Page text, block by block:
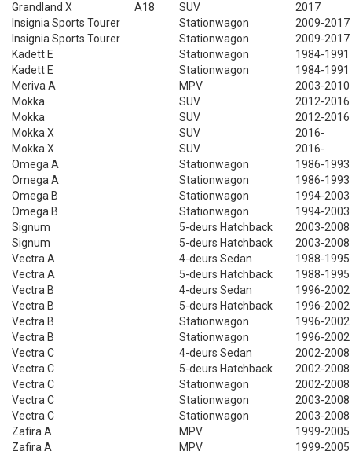
Grandland X
A18 SUV
2017
Insignia Sports Tourer
Stationwagon
2009-2017
Insignia Sports Tourer
Stationwagon
2009-2017
Kadett E
Stationwagon
1984-1991
Kadett E
Stationwagon
1984-1991
Meriva A
MPV
2003-2010
Mokka
SUV
2012-2016
Mokka
SUV
2012-2016
Mokka X
SUV
2016-
Mokka X
SUV
2016-
Omega A
Stationwagon
1986-1993
Omega A
Stationwagon
1986-1993
Omega B
Stationwagon
1994-2003
Omega B
Stationwagon
1994-2003
Signum
5-deurs Hatchback
2003-2008
Signum
5-deurs Hatchback
2003-2008
Vectra A
4-deurs Sedan
1988-1995
Vectra A
5-deurs Hatchback
1988-1995
Vectra B
4-deurs Sedan
1996-2002
Vectra B
5-deurs Hatchback
1996-2002
Vectra B
Stationwagon
1996-2002
Vectra B
Stationwagon
1996-2002
Vectra C
4-deurs Sedan
2002-2008
Vectra C
5-deurs Hatchback
2002-2008
Vectra C
Stationwagon
2002-2008
Vectra C
Stationwagon
2003-2008
Vectra C
Stationwagon
2003-2008
Zafira A
MPV
1999-2005
Zafira A
MPV
1999-2005